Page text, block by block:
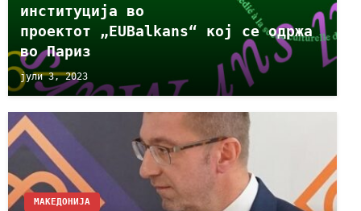
институција во
проектот „EUBalkans“ кој се одржа
во Париз
јули 3, 2023
МАКЕДОНИЈА